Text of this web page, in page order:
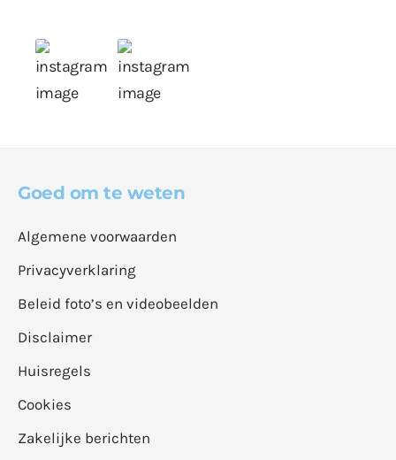
Goed om te weten
Algemene voorwaarden
Privacyverklaring
Beleid foto’s en videobeelden
Disclaimer
Huisregels
Cookies
Zakelijke berichten